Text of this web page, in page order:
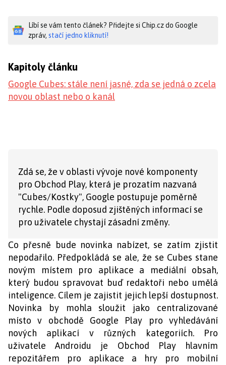
Líbí se vám tento článek? Přidejte si Chip.cz do Google
zpráv, stačí jedno kliknutí!
Kapitoly článku
Google Cubes: stále není jasné, zda se jedná o zcela
novou oblast nebo o kanál
Zdá se, že v oblasti vývoje nové komponenty
pro Obchod Play, která je prozatím nazvaná
"Cubes/Kostky", Google postupuje poměrně
rychle. Podle doposud zjištěných informací se
pro uživatele chystají zásadní změny.
Co přesně bude novinka nabízet, se zatím zjistit
nepodařilo. Předpokládá se ale, že se Cubes stane
novým místem pro aplikace a mediální obsah,
který budou spravovat buď redaktoři nebo umělá
inteligence. Cílem je zajistit jejich lepší dostupnost.
Novinka by mohla sloužit jako centralizované
místo v obchodě Google Play pro vyhledávání
nových aplikací v různých kategoriích. Pro
uživatele Androidu je Obchod Play hlavním
repozitářem pro aplikace a hry pro mobilní